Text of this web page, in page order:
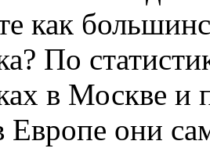
как
По
в Москве и
Европе они